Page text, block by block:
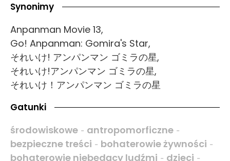
Synonimy
Anpanman Movie 13,
Go! Anpanman: Gomira's Star,
それいけ! アンパンマン ゴミラの星,
それいけ!アンパンマン ゴミラの星,
それいけ！アンパンマン ゴミラの星
Gatunki
środowiskowe - antropomorficzne -
bezpieczne treści - bohaterowie żywności -
bohaterowie niebędący ludźmi - dzieci -